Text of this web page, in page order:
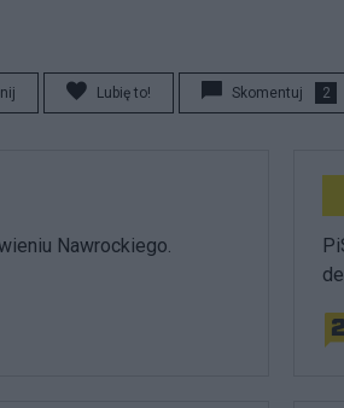
Lubię to! Skomentuj 2
Nawrockiego.